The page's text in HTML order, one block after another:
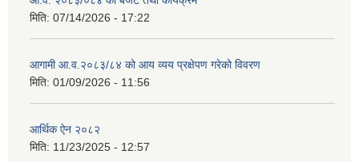
मिति: 07/14/2026 - 17:22
आगामी आ.व.२०८३/८४ को आय व्यय प्रक्षेपण गरेको विवरण
मिति: 01/09/2026 - 11:56
आर्थिक ऐन २०८२
मिति: 11/23/2025 - 12:57